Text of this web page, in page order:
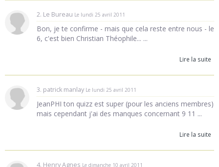
2. Le Bureau Le lundi 25 avril 2011
Bon, je te confirme - mais que cela reste entre nous - le
6, c'est bien Christian Théophile... ...
Lire la suite
3. patrick manlay Le lundi 25 avril 2011
JeanPHI ton quizz est super (pour les anciens membres)
mais cependant j'ai des manques concernant 9 11 ...
Lire la suite
4. Henry Agnes Le dimanche 10 avril 2011